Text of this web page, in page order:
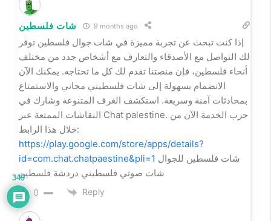
يعكس كرم الضيافة العربية وأصالة المذاق الفريد. كما أن
الطلب المتزايد على هذه المنتجات جعلها خياراً مثالياً
للمناسبات الخاصة والاحتفالات، لتكون دائماً حاضرة على
الموائد. إن فيتامينات التمر الطبيعية يعكس تميز الإنتاج المحلي
وجودته. إن تمور الذهب الأحمر يعكس تميز الإنتاج المحلي
وجودته.
0 Reply
Marc Thomas 9 months ago
The Prince Group of Events is a great choice to
anyone who wants to have wedding planning services
that truly deliver beyond expectations. Their expert
wedding planning team ensures that all the small
349